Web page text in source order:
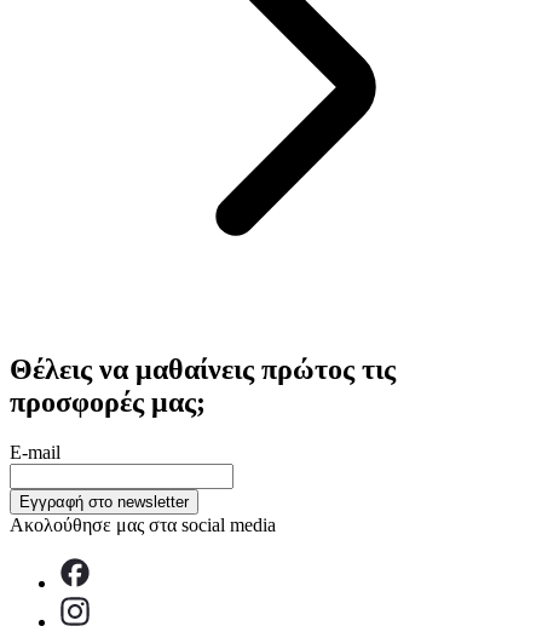
Θέλεις να μαθαίνεις πρώτος τις
προσφορές μας;
E-mail
Εγγραφή στο newsletter
Ακολούθησε μας στα social media